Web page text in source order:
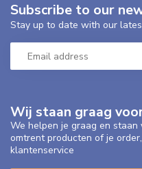
Wij staan graag
We helpen je graag en staan
omtrent producten of je
klantenservice
Subscribe to our
Stay up to date with our